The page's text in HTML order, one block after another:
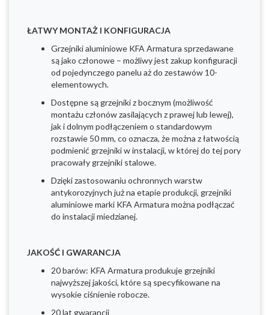
ŁATWY MONTAŻ I KONFIGURACJA
Grzejniki aluminiowe KFA Armatura sprzedawane
są jako członowe – możliwy jest zakup konfiguracji
od pojedynczego panelu aż do zestawów 10-
elementowych.
Dostępne są grzejniki z bocznym (możliwość
montażu członów zasilających z prawej lub lewej),
jak i dolnym podłączeniem o standardowym
rozstawie 50 mm, co oznacza, że można z łatwością
podmienić grzejniki w instalacji, w której do tej pory
pracowały grzejniki stalowe.
Dzięki zastosowaniu ochronnych warstw
antykorozyjnych już na etapie produkcji, grzejniki
aluminiowe marki KFA Armatura można podłączać
do instalacji miedzianej.
JAKOŚĆ I GWARANCJA
20 barów: KFA Armatura produkuje grzejniki
najwyższej jakości, które są specyfikowane na
wysokie ciśnienie robocze.
20 lat gwarancji